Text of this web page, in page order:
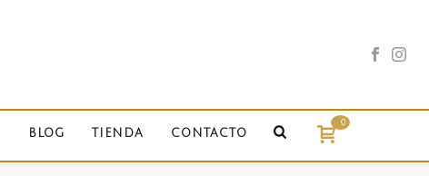
BLOG TIENDA CONTACTO
0